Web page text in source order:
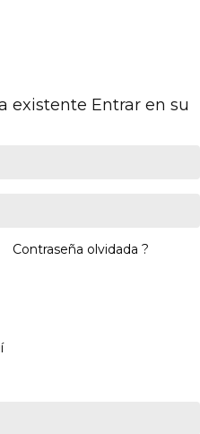
existente Entrar en su
Contraseña olvidada ?